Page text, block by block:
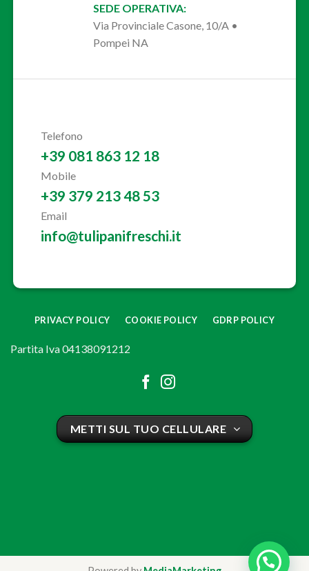
SEDE OPERATIVA:
Via Provinciale Casone, 10/A •
Pompei NA
Telefono
+39 081 863 12 18
Mobile
+39 379 213 48 53
Email
info@tulipanifreschi.it
Partita Iva 04138091212
PRIVACY POLICY COOKIE POLICY GDRP POLICY
METTI SUL TUO CELLULARE